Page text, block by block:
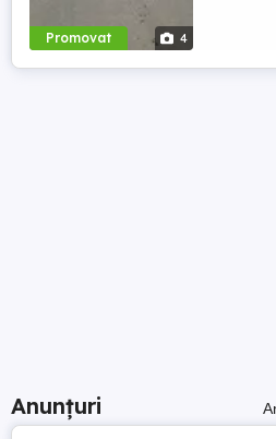
Promovat 4
Anunțuri